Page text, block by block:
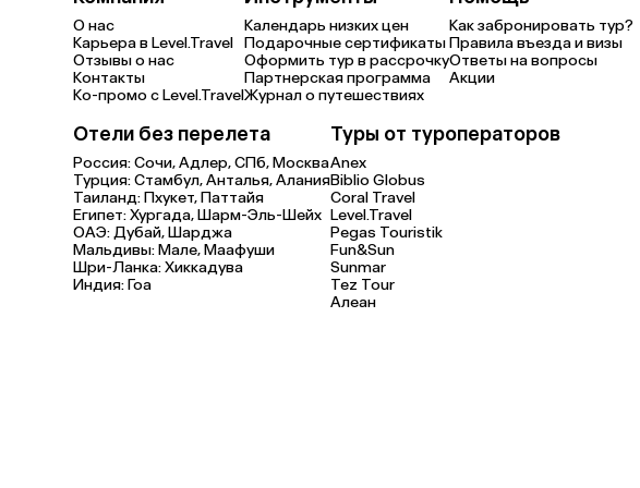
О нас
Карьера в Level.Travel
Отзывы о нас
Контакты
Ко-промо с Level.Travel
Календарь низких цен
Подарочные сертификаты
Оформить тур в рассрочку
Партнерская программа
Журнал о путешествиях
Как забронировать тур?
Правила въезда и визы
Ответы на вопросы
Акции
Отели без перелета
Россия:Сочи,Адлер,СПб,Москва
Турция:Стамбул,Анталья,Алания
Таиланд:Пхукет,Паттайя
Египет:Хургада,Шарм-Эль-Шейх
ОАЭ:Дубай,Шарджа
Мальдивы:Мале,Маафуши
Шри-Ланка:Хиккадува
Индия:Гоа
Туры от туроператоров
Anex
Biblio Globus
Coral Travel
Level.Travel
Pegas Touristik
Fun&Sun
Sunmar
Tez Tour
Алеан